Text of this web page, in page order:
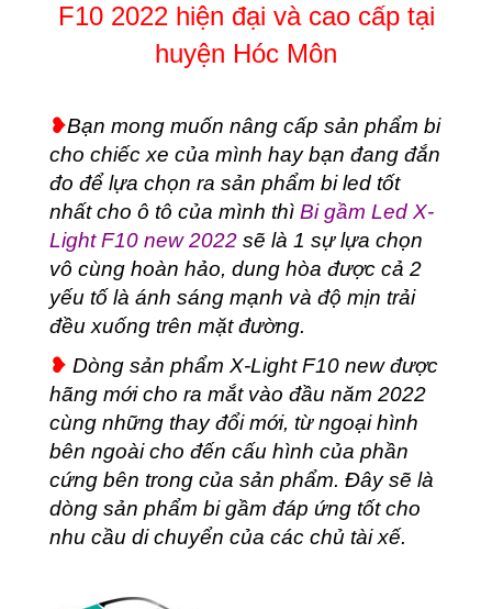
huyện
Hóc
Môn
lượng
F10 2022 hiện đại và cao cấp tại
huyện Hóc Môn
❥Bạn mong muốn nâng cấp sản phẩm bi
cho chiếc xe của mình hay bạn đang đắn
đo để lựa chọn ra sản phẩm bi led tốt
nhất cho ô tô của mình thì Bi gầm Led X-
Light F10 new 2022 sẽ là 1 sự lựa chọn
vô cùng hoàn hảo, dung hòa được cả 2
yếu tố là ánh sáng mạnh và độ mịn trải
đều xuống trên mặt đường.
❥ Dòng sản phẩm X-Light F10 new được
hãng mới cho ra mắt vào đầu năm 2022
cùng những thay đổi mới, từ ngoại hình
bên ngoài cho đến cấu hình của phần
cứng bên trong của sản phẩm. Đây sẽ là
dòng sản phẩm bi gầm đáp ứng tốt cho
nhu cầu di chuyển của các chủ tài xế.